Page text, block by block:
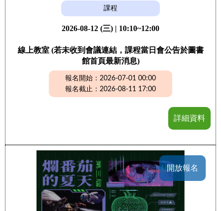
課程
2026-08-12 (三) | 10:10~12:00
線上教室 (若未收到會議連結，課程當日會公告於圖書
館首頁最新消息)
報名開始：2026-07-01 00:00
報名截止：2026-08-11 17:00
詳細資料
開放報名